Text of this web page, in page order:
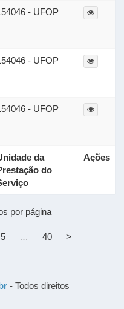
- UFOP
- UFOP
- UFOP
da
do
Ações
por página
5 … 40 >
- Todos direitos